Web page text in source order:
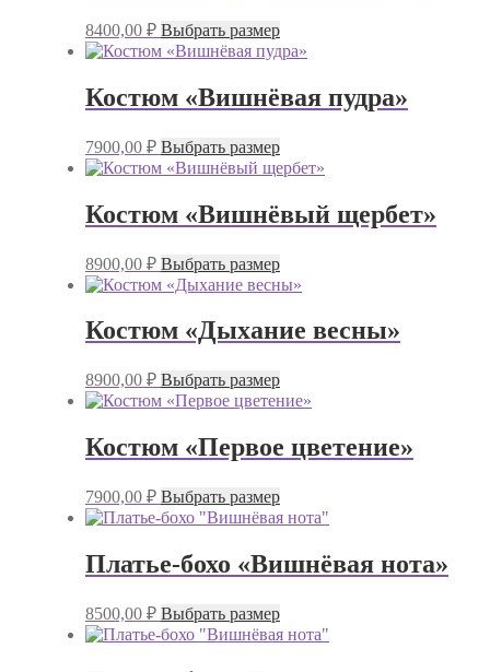
можно
выбрать
на
товара.
8400,00 ₽ Выбрать размерЭтот
товар
имеет
вариаций.
можно
выбрать
на
странице
товара.
Костюм «Вишнёвая пудра»
7900,00 ₽ Выбрать размерЭтот
товар
имеет
несколько
вариаций.
можно
выбрать
товара.
Костюм «Вишнёвый щербет»
8900,00 ₽ Выбрать размерЭтот
товар
имеет
вариаций.
можно
выбрать
товара.
Костюм «Дыхание весны»
8900,00 ₽ Выбрать размерЭтот
товар
имеет
вариаций.
можно
выбрать
странице
товара.
Костюм «Первое цветение»
7900,00 ₽ Выбрать размерЭтот
товар
имеет
несколько
вариаций.
можно
выбрать
Платье-бохо «Вишнёвая нота»
8500,00 ₽ Выбрать размерЭтот
товар
имеет
несколько